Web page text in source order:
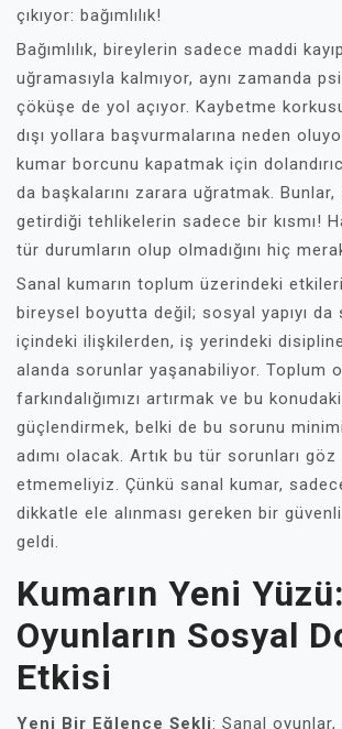
çıkıyor: bağımlılık!
Bağımlılık, bireylerin sadece maddi
uğramasıyla kalmıyor, aynı zamanda
çöküşe de yol açıyor. Kaybetme
dışı yollara başvurmalarına neden
kumar borcunu kapatmak için
da başkalarını zarara uğratmak. Bunlar,
getirdiği tehlikelerin sadece bir kısmı!
tür durumların olup olmadığını hiç
Sanal kumarın toplum üzerindeki
bireysel boyutta değil; sosyal yapıyı da
içindeki ilişkilerden, iş yerindeki
alanda sorunlar yaşanabiliyor. Toplum
farkındalığımızı artırmak ve bu
güçlendirmek, belki de bu sorunu
adımı olacak. Artık bu tür sorunları göz
etmemeliyiz. Çünkü sanal kumar,
dikkatle ele alınması gereken bir
geldi.
Kumarın Yeni
Oyunların Sosyal
Etkisi
Yeni Bir Eğlence Şekli: Sanal oyunlar,